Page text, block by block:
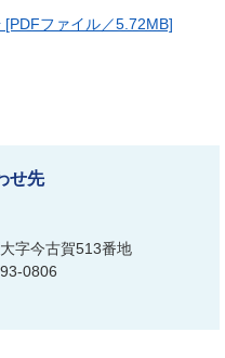
ファイル／5.72MB]
せ先
字今古賀513番地
0806